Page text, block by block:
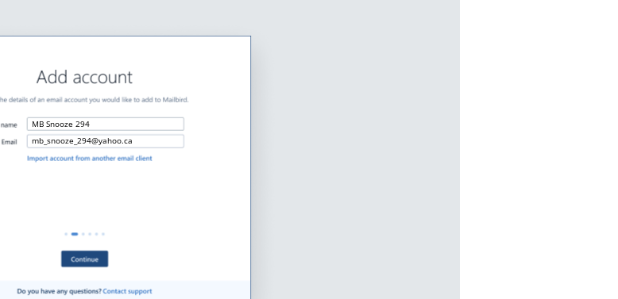
MB Snooze 294
mb_snooze_294@yahoo.ca